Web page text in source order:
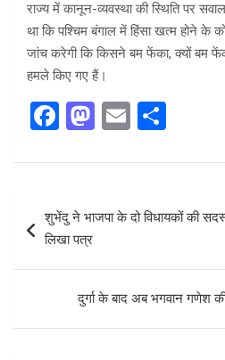
राज्य में कानून-व्यवस्था की स्थिति पर
था कि पश्चिम बंगाल में हिंसा खत्म होने
जांच करेगी कि किसने बम फेंका, क्यों बम
हमले किए गए हैं।
F
ce
b
o
M
st
d
n
E
ail ar
e
navigation
शुभेंदु ने भाजपा के दो विधायकों की
लिखा पत्र
दुर्गा के बाद अब भगवान गणेश की